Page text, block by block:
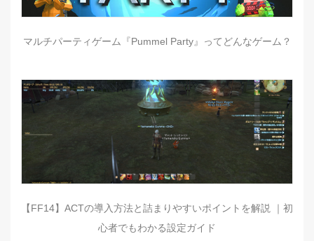
マルチパーティゲーム『Pummel Party』ってどんなゲーム？
【FF14】ACTの導入方法と詰まりやすいポイントを解説 ｜初
心者でもわかる設定ガイド